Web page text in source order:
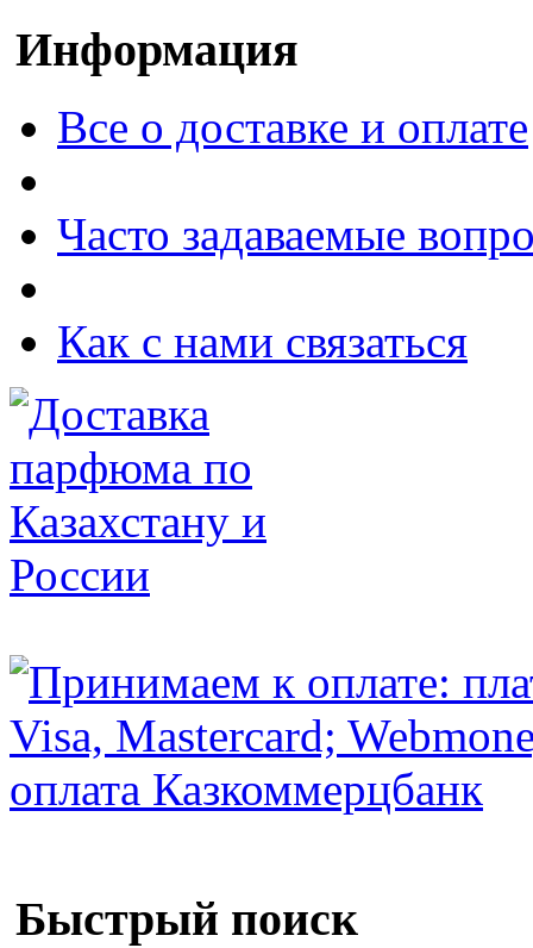
Информация
Все о доставке и оплате
Часто задаваемые
Как с нами связаться
Быстрый поиск